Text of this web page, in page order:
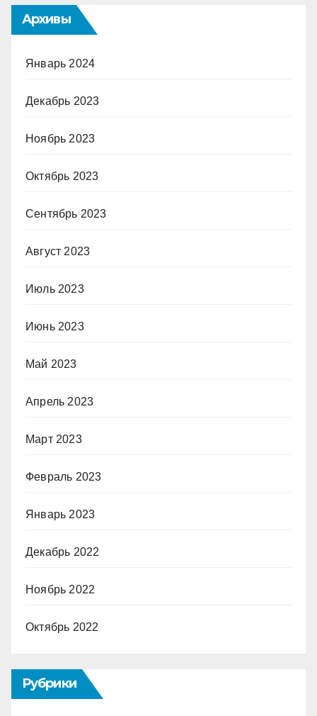
Архивы
Январь 2024
Декабрь 2023
Ноябрь 2023
Октябрь 2023
Сентябрь 2023
Август 2023
Июль 2023
Июнь 2023
Май 2023
Апрель 2023
Март 2023
Февраль 2023
Январь 2023
Декабрь 2022
Ноябрь 2022
Октябрь 2022
Рубрики